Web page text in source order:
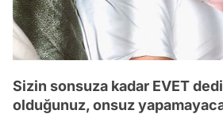
Sizin sonsuza kadar EVET
olduğunuz, onsuz